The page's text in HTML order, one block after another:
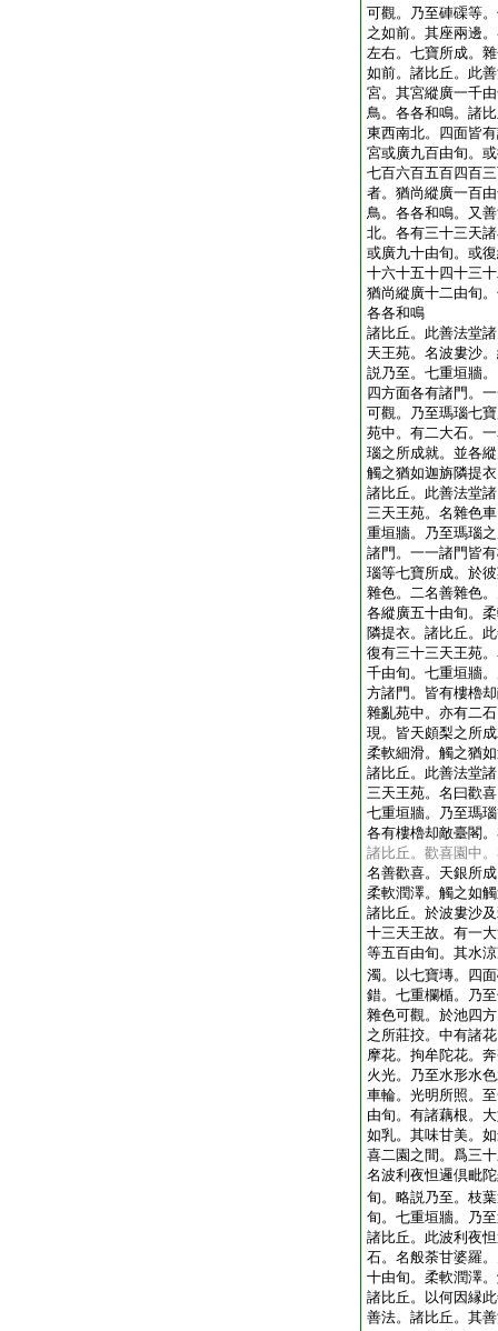
可觀。乃至硨磲等
之如前。其座兩邊
左右。七寶所成。
如前。諸比丘。此
宮。其宮縱廣一千
鳥。各各和鳴。諸
東西南北。四面皆
宮或廣九百由旬。
七百六百五百四百
者。猶尚縱廣一百
鳥。各各和鳴。又
北。各有三十三天
或廣九十由旬。或
十六十五十四十三
猶尚縱廣十二由旬
各各和鳴
諸比丘。此善法堂
天王苑。名波婁沙
説乃至。七重垣牆
四方面各有諸門。
可觀。乃至瑪瑙七
苑中。有二大石。
瑙之所成就。並各
觸之猶如迦旃隣提衣
諸比丘。此善法堂
三天王苑。名雜色
重垣牆。乃至瑪瑙
諸門。一一諸門皆
瑙等七寶所成。於
雜色。二名善雜色
各縱廣五十由旬。
隣提衣。諸比丘。
復有三十三天王苑
千由旬。七重垣牆
方諸門。皆有樓櫓
雜亂苑中。亦有二
現。皆天頗梨之所
柔軟細滑。觸之猶
諸比丘。此善法堂
三天王苑。名曰歡
七重垣牆。乃至瑪
各有樓櫓却敵臺閣
諸比丘。歡喜園中
名善歡喜。天銀所
柔軟潤澤。觸之如
諸比丘。於波婁沙
十三天王故。有一
等五百由旬。其水
濁。以七寶塼。四
錯。七重欄楯。乃
雜色可觀。於池四
之所莊挍。中有諸
摩花。拘牟陀花。
火光。乃至水形水
車輪。光明所照。
由旬。有諸藕根。
如乳。其味甘美。
喜二園之間。爲三
名波利夜怛邏倶毗
旬。略説乃至。枝
旬。七重垣牆。乃
諸比丘。此波利夜
石。名般荼甘婆羅
十由旬。柔軟潤澤
諸比丘。以何因縁
善法。諸比丘。其